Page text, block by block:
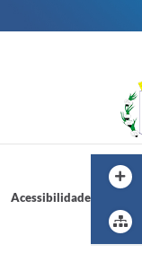
Acessibilidade